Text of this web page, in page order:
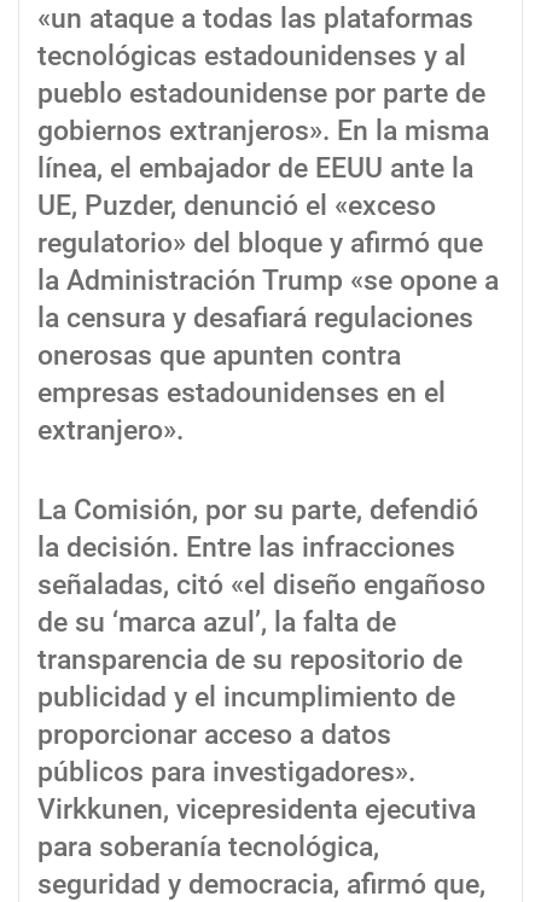
«un ataque a todas las plataformas
tecnológicas estadounidenses y al
pueblo estadounidense por parte de
gobiernos extranjeros». En la misma
línea, el embajador de EEUU ante la
UE, Puzder, denunció el «exceso
regulatorio» del bloque y afirmó que
la Administración Trump «se opone a
la censura y desafiará regulaciones
onerosas que apunten contra
empresas estadounidenses en el
extranjero».
La Comisión, por su parte, defendió
la decisión. Entre las infracciones
señaladas, citó «el diseño engañoso
de su ‘marca azul’, la falta de
transparencia de su repositorio de
publicidad y el incumplimiento de
proporcionar acceso a datos
públicos para investigadores».
Virkkunen, vicepresidenta ejecutiva
para soberanía tecnológica,
seguridad y democracia, afirmó que,